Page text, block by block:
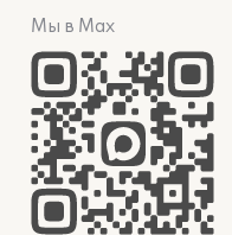
Мы в Max